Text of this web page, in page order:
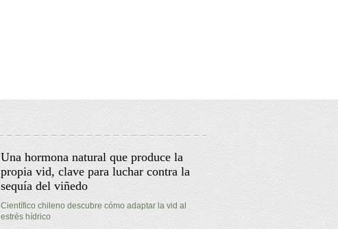
Una hormona natural que produce la
propia vid, clave para luchar contra la
sequía del viñedo
Científico chileno descubre cómo adaptar la vid al
estrés hídrico